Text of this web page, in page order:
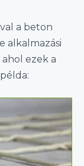
a beton
alkalmazási
ezek a